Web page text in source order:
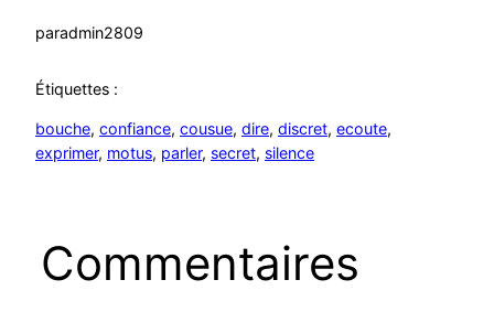
paradmin2809
Étiquettes :
bouche, confiance, cousue, dire, discret, ecoute
exprimer, motus, parler, secret, silence
Commentaires